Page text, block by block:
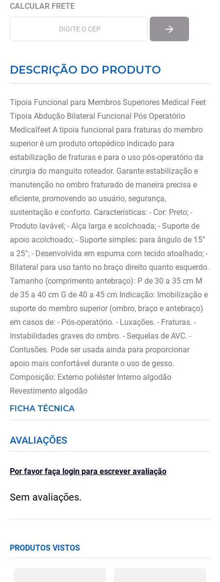
DESCRIÇÃO DO PRODUTO
Tipoia Funcional para Membros Superiores Medical Feet
Tipoia Abdução Bilateral Funcional Pós Operatório
Medicalfeet A tipoia funcional para fraturas do membro
superior é um produto ortopédico indicado para
estabilização de fraturas e para o uso pós-operatório da
cirurgia do manguito roteador. Garante estabilização e
manutenção no ombro fraturado de maneira precisa e
eficiente, promovendo ao usuário, segurança,
sustentação e conforto. Características: - Cor: Preto; -
Produto lavável; - Alça larga e acolchoada; - Suporte de
apoio acolchoado; - Suporte simples: para ângulo de 15°
a 25°; - Desenvolvida em espuma com tecido atoalhado; -
Bilateral para uso tanto no braço direito quanto esquerdo.
Tamanho (comprimento antebraço): P de 30 a 35 cm M
de 35 a 40 cm G de 40 a 45 cm Indicação: Imobilização e
suporte do membro superior (ombro, braço e antebraço)
em casos de: - Pós-operatório. - Luxações. - Fraturas. -
Instabilidades graves do ombro. - Sequelas de AVC. -
Contusões. Pode ser usada ainda para proporcionar
apoio mais confortável durante o uso de gesso.
Composição: Externo poliéster Interno algodão
Revestimento algodão
FICHA TÉCNICA
AVALIAÇÕES
Por favor faça login para escrever avaliação
Sem avaliações.
PRODUTOS VISTOS